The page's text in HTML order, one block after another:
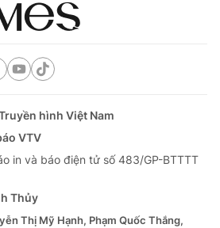
hình Việt Nam
VTV
in và báo điện tử số 483/GP-BTTTT
Thủy
Thị Mỹ Hạnh, Phạm Quốc Thắng,